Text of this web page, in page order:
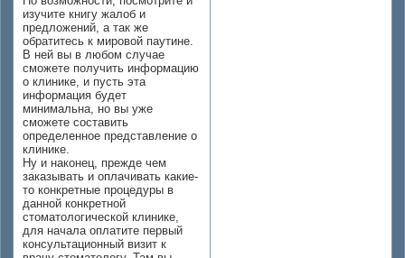
изучите книгу жалоб и
предложений, а так же
обратитесь к мировой паутине.
В ней вы в любом случае
сможете получить информацию
о клинике, и пусть эта
информация будет
минимальна, но вы уже
сможете составить
определенное представление о
клинике.
Ну и наконец, прежде чем
заказывать и оплачивать какие-
то конкретные процедуры в
данной конкретной
стоматологической клинике,
для начала оплатите первый
консультационный визит к